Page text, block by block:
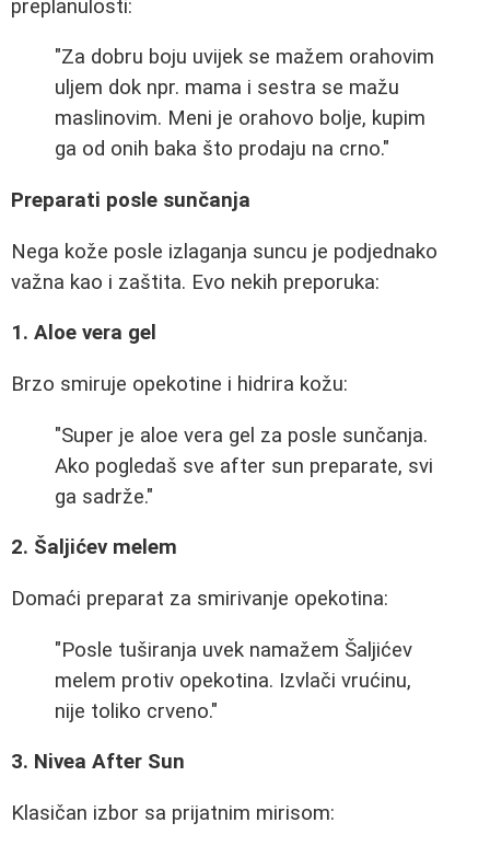
preplanulosti:
"Za dobru boju uvijek se mažem orahovim
uljem dok npr. mama i sestra se mažu
maslinovim. Meni je orahovo bolje, kupim
ga od onih baka što prodaju na crno."
Preparati posle sunčanja
Nega kože posle izlaganja suncu je podjednako
važna kao i zaštita. Evo nekih preporuka:
1. Aloe vera gel
Brzo smiruje opekotine i hidrira kožu:
"Super je aloe vera gel za posle sunčanja.
Ako pogledaš sve after sun preparate, svi
ga sadrže."
2. Šaljićev melem
Domaći preparat za smirivanje opekotina:
"Posle tuširanja uvek namažem Šaljićev
melem protiv opekotina. Izvlači vrućinu,
nije toliko crveno."
3. Nivea After Sun
Klasičan izbor sa prijatnim mirisom: